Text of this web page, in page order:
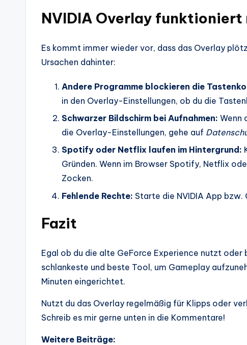
NVIDIA Overlay
Es kommt immer wieder vor, dass das Overlay
Ursachen dahinter:
Andere Programme blockieren die
in den Overlay-Einstellungen, ob du die
Schwarzer Bildschirm bei Aufnahmen: Wenn
die Overlay-Einstellungen, gehe auf
Spotify oder Netflix laufen im Hintergrund:
Gründen. Wenn im Browser Spotify, Netflix
Zocken.
Fehlende Rechte: Starte die NVIDIA App
Fazit
Egal ob du die alte GeForce Experience nutzt oder
schlankeste und beste Tool, um Gameplay
Minuten eingerichtet.
Nutzt du das Overlay regelmäßig für Klipps oder
Schreib es mir gerne unten in die Kommentare!
Weitere Beiträge: